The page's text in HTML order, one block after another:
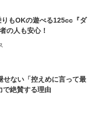
もOKの遊べる125cc『ダ
の人も安心！
せない「控えめに言って最
で絶賛する理由